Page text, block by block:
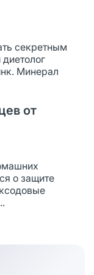
секретным
Минерал
от
о защите